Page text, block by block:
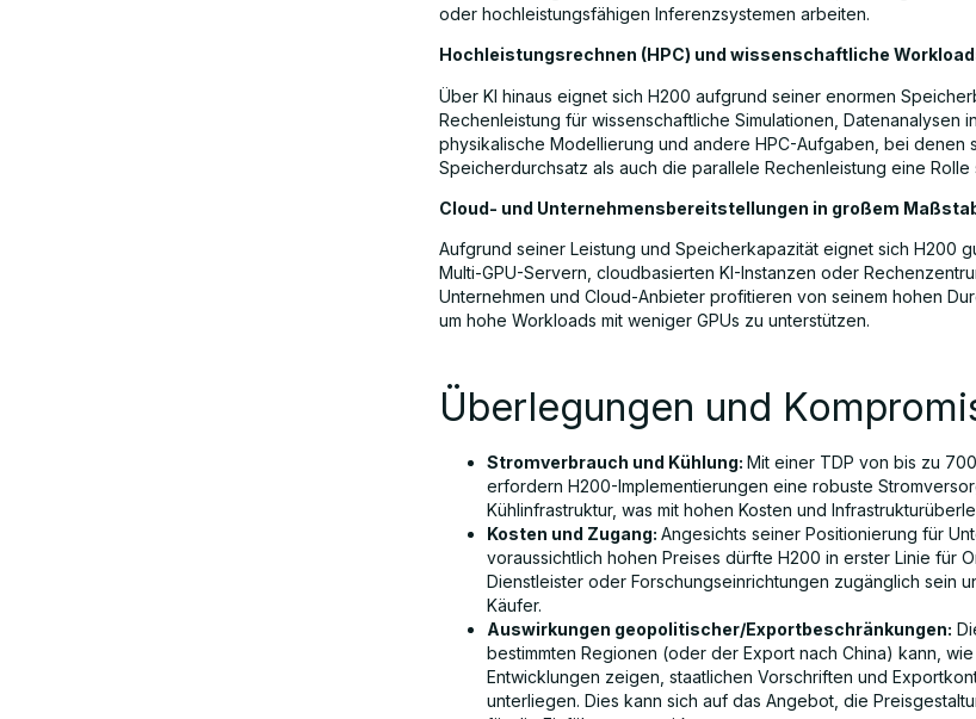
oder hochleistungsfähigen Inferenzsystemen arbeiten.
Hochleistungsrechnen (HPC) und wissenschaftliche
Über KI hinaus eignet sich H200 aufgrund seiner enormen
Rechenleistung für wissenschaftliche Simulationen, Datenanalysen
physikalische Modellierung und andere HPC-Aufgaben, bei denen
Speicherdurchsatz als auch die parallele Rechenleistung eine Rolle
Cloud- und Unternehmensbereitstellungen in großem
Aufgrund seiner Leistung und Speicherkapazität eignet sich H200
Multi-GPU-Servern, cloudbasierten KI-Instanzen oder
Unternehmen und Cloud-Anbieter profitieren von seinem hohen
um hohe Workloads mit weniger GPUs zu unterstützen.
Überlegungen und
Stromverbrauch und Kühlung: Mit einer TDP von bis zu
erfordern H200-Implementierungen eine robuste
Kühlinfrastruktur, was mit hohen Kosten und
Kosten und Zugang: Angesichts seiner Positionierung für
voraussichtlich hohen Preises dürfte H200 in erster Linie für
Dienstleister oder Forschungseinrichtungen zugänglich sein
Käufer.
Auswirkungen geopolitischer/Exportbeschränkungen:
bestimmten Regionen (oder der Export nach China) kann,
Entwicklungen zeigen, staatlichen Vorschriften und
unterliegen. Dies kann sich auf das Angebot, die